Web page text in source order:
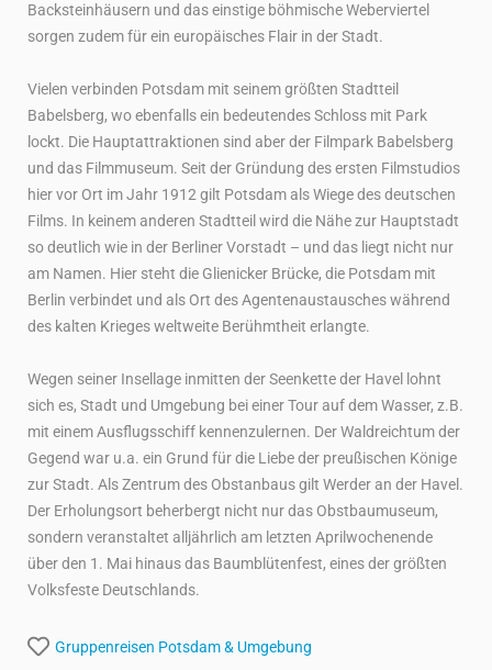
Backsteinhäusern und das einstige böhmische Weberviertel
sorgen zudem für ein europäisches Flair in der Stadt.
Vielen verbinden Potsdam mit seinem größten Stadtteil
Babelsberg, wo ebenfalls ein bedeutendes Schloss mit Park
lockt. Die Hauptattraktionen sind aber der Filmpark Babelsberg
und das Filmmuseum. Seit der Gründung des ersten Filmstudios
hier vor Ort im Jahr 1912 gilt Potsdam als Wiege des deutschen
Films. In keinem anderen Stadtteil wird die Nähe zur Hauptstadt
so deutlich wie in der Berliner Vorstadt – und das liegt nicht nur
am Namen. Hier steht die Glienicker Brücke, die Potsdam mit
Berlin verbindet und als Ort des Agentenaustausches während
des kalten Krieges weltweite Berühmtheit erlangte.
Wegen seiner Insellage inmitten der Seenkette der Havel lohnt
sich es, Stadt und Umgebung bei einer Tour auf dem Wasser, z.B.
mit einem Ausflugsschiff kennenzulernen. Der Waldreichtum der
Gegend war u.a. ein Grund für die Liebe der preußischen Könige
zur Stadt. Als Zentrum des Obstanbaus gilt Werder an der Havel.
Der Erholungsort beherbergt nicht nur das Obstbaumuseum,
sondern veranstaltet alljährlich am letzten Aprilwochenende
über den 1. Mai hinaus das Baumblütenfest, eines der größten
Volksfeste Deutschlands.
Gruppenreisen Potsdam & Umgebung